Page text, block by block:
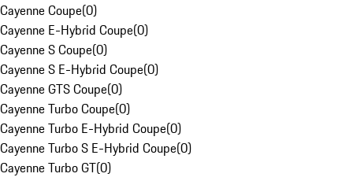
Cayenne Coupe(0)
Cayenne E-Hybrid Coupe(0)
Cayenne S Coupe(0)
Cayenne S E-Hybrid Coupe(0)
Cayenne GTS Coupe(0)
Cayenne Turbo Coupe(0)
Cayenne Turbo E-Hybrid Coupe(0)
Cayenne Turbo S E-Hybrid Coupe(0)
Cayenne Turbo GT(0)